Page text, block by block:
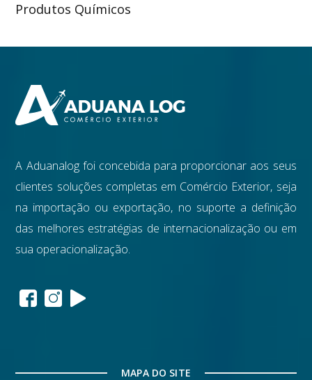
Produtos Químicos
A Aduanalog foi concebida para proporcionar aos seus
clientes soluções completas em Comércio Exterior, seja
na importação ou exportação, no suporte a definição
das melhores estratégias de internacionalização ou em
sua operacionalização.
MAPA DO SITE